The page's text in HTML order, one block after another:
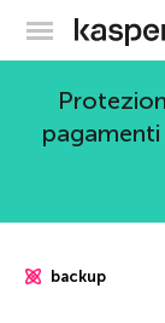
pagamenti
backup